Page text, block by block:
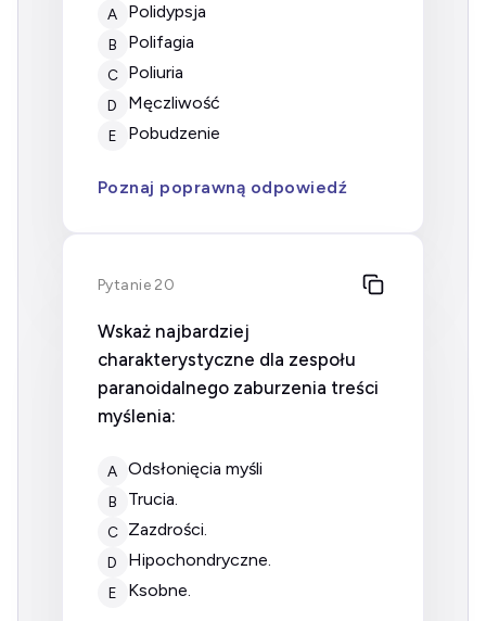
A polidypsja
B polifagia
C poliuria
D męczliwość
E pobudzenie
Poznaj poprawną odpowiedź
Pytanie 20
Wskaż najbardziej
charakterystyczne dla zespołu
paranoidalnego zaburzenia treści
myślenia:
A odsłonięcia myśli
B trucia.
C zazdrości.
D hipochondryczne.
E ksobne.